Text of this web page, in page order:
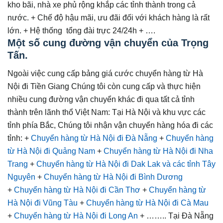
kho bãi, nhà xe phủ rộng khắp các tỉnh thành trong cả
nước. + Chế độ hậu mãi, ưu đãi đối với khách hàng là rất
lớn. + Hệ thống tổng đài trực 24/24h + ….
Một số cung đường vận chuyển của Trọng
Tấn.
Ngoài việc cung cấp bảng giá cước chuyển hàng từ Hà
Nội đi Tiền Giang Chúng tôi còn cung cấp và thực hiện
nhiều cung đường vận chuyển khác đi qua tất cả tỉnh
thành trên lãnh thổ Việt Nam: Tại Hà Nội và khu vực các
tỉnh phía Bắc, Chúng tôi nhận vận chuyển hàng hóa đi các
tỉnh: + Chuyển hàng từ Hà Nội đi Đà Nẵng + Chuyển hàng
từ Hà Nội đi Quảng Nam + Chuyển hàng từ Hà Nội đi Nha
Trang + Chuyển hàng từ Hà Nội đi Dak Lak và các tỉnh Tây
Nguyên + Chuyển hàng từ Hà Nội đi Bình Dương
+ Chuyển hàng từ Hà Nội đi Cần Thơ + Chuyển hàng từ
Hà Nội đi Vũng Tàu + Chuyển hàng từ Hà Nội đi Cà Mau
+ Chuyển hàng từ Hà Nội đi Long An + …….. Tại Đà Nẵng